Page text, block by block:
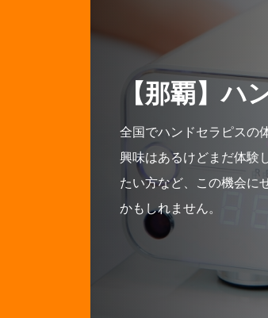
【那覇】ハ
全国でハンドセラピスの
興味はあるけどまだ体験
たい方など、この機会に
かもしれません。